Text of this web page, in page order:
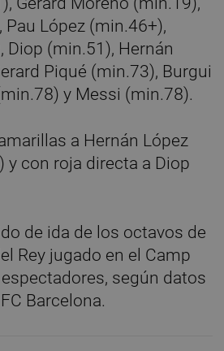
López (min.46+),
Diop (min.51), Hernán
Piqué (min.73), Burgui
y Messi (min.78).
a Hernán López
y con roja directa a Diop
de ida de los octavos de
Rey jugado en el Camp
según datos
Barcelona.